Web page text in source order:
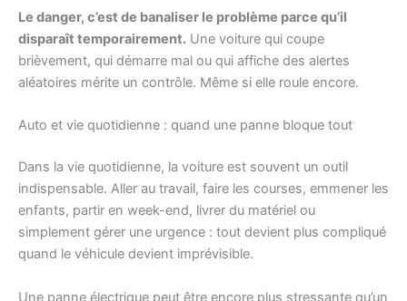
Le danger, c’est de banaliser le problème parce qu’il
disparaît temporairement. Une voiture qui coupe
brièvement, qui démarre mal ou qui affiche des alertes
aléatoires mérite un contrôle. Même si elle roule encore.
Auto et vie quotidienne : quand une panne bloque tout
Dans la vie quotidienne, la voiture est souvent un outil
indispensable. Aller au travail, faire les courses, emmener les
enfants, partir en week-end, livrer du matériel ou
simplement gérer une urgence : tout devient plus compliqué
quand le véhicule devient imprévisible.
Une panne électrique peut être encore plus stressante qu’un